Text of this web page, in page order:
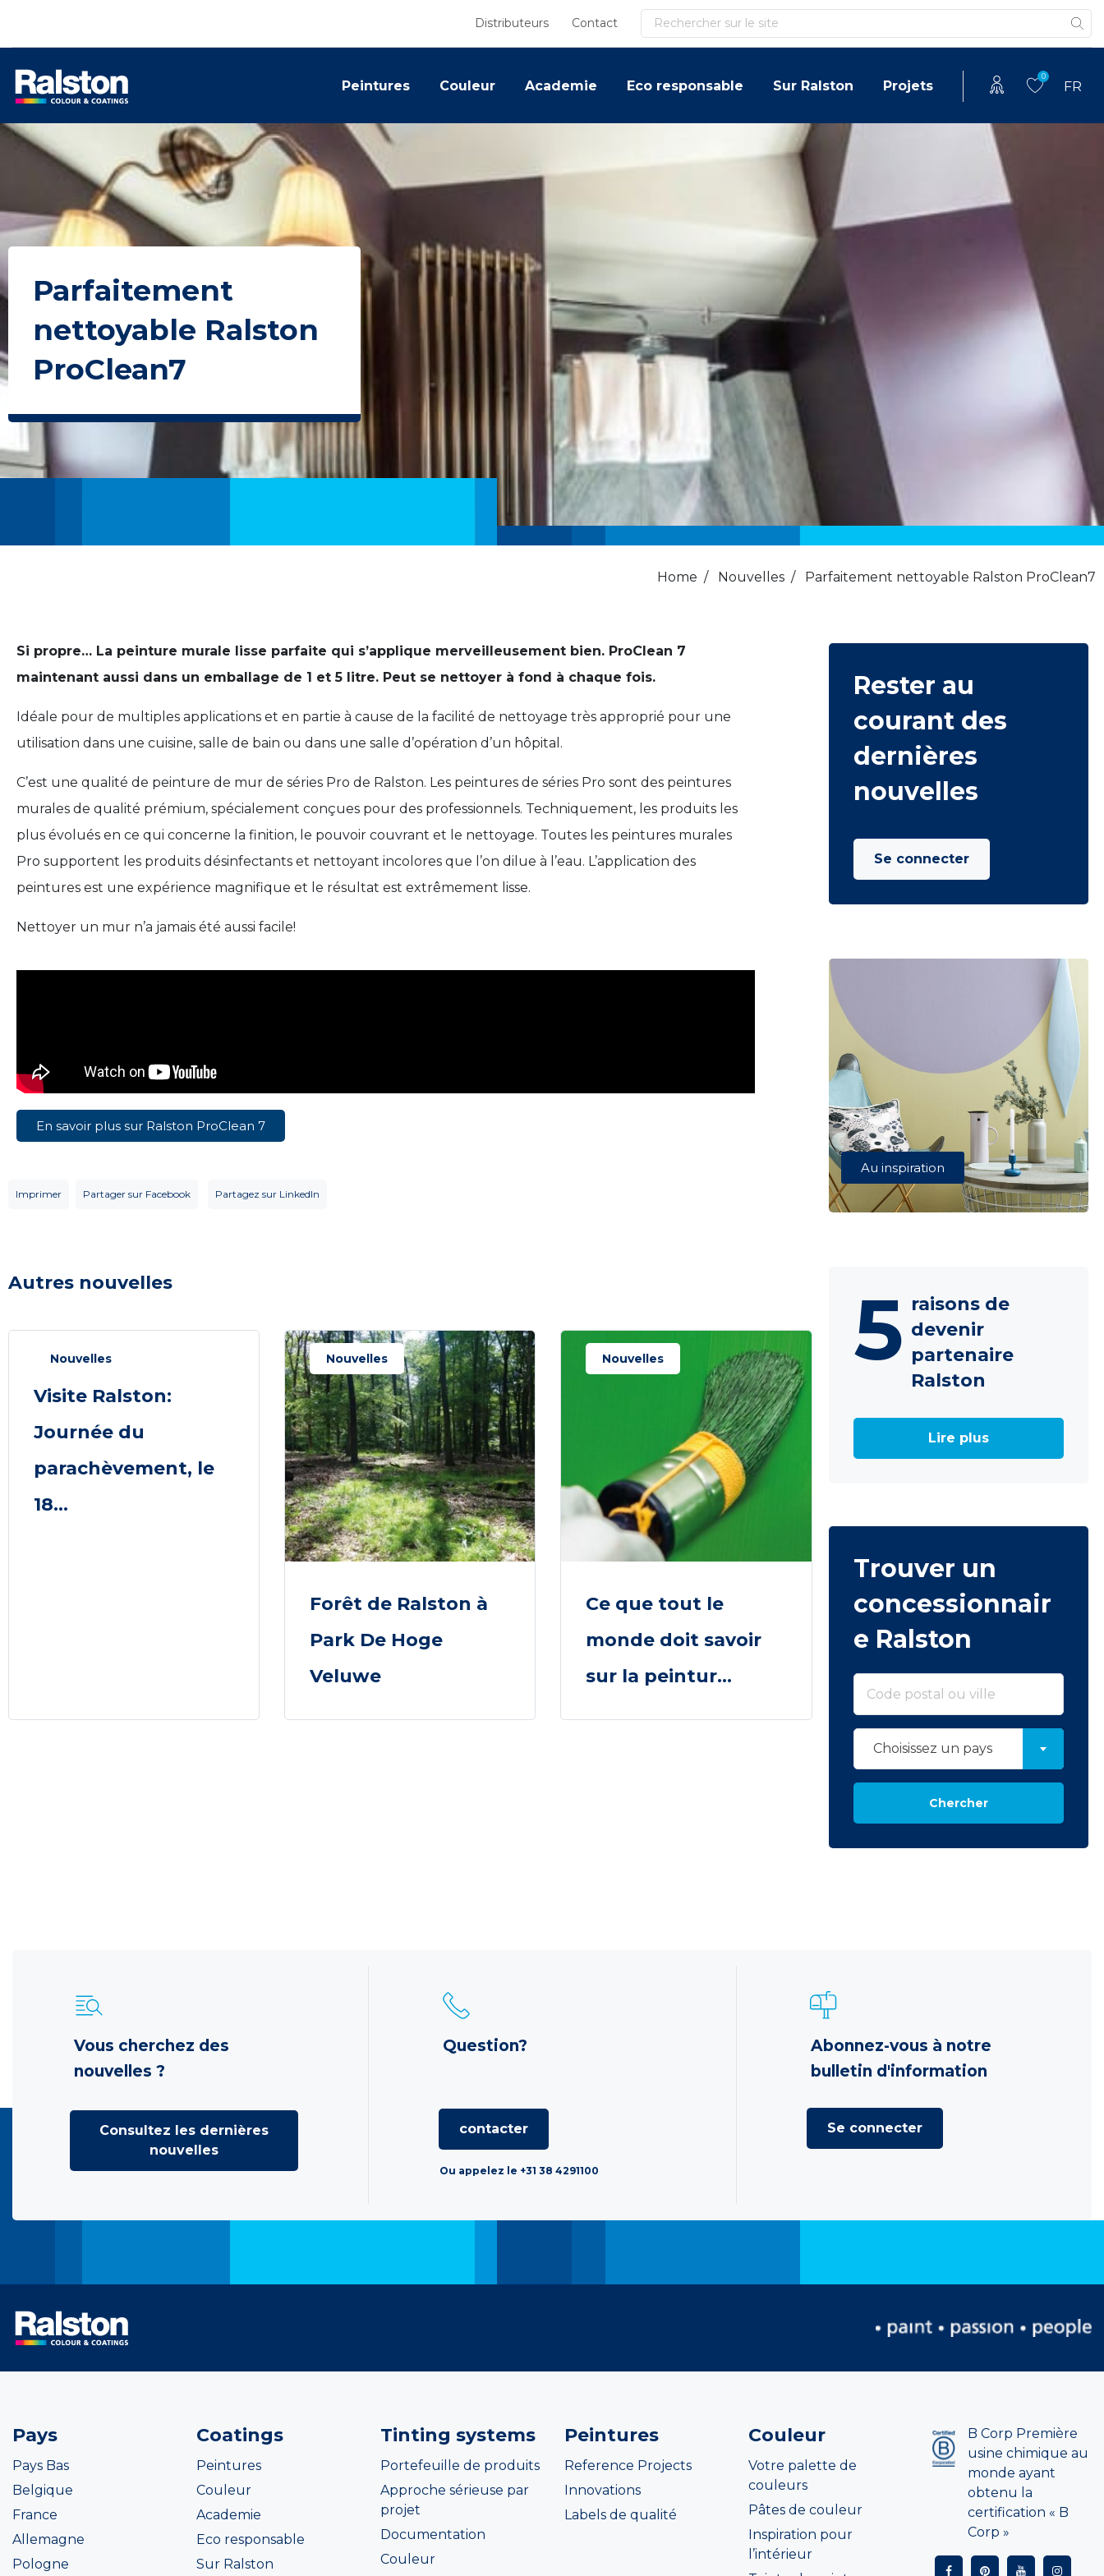
Distributeurs Contact Recherche
Peintures Couleur Academie Eco responsable Sur Ralston Projets
0
FR
Parfaitement
nettoyable Ralston
ProClean7
Home / Nouvelles / Parfaitement nettoyable Ralston ProClean7
Si propre… La peinture murale lisse parfaite qui s’applique merveilleusement bien. ProClean 7
maintenant aussi dans un emballage de 1 et 5 litre. Peut se nettoyer à fond à chaque fois.
Idéale pour de multiples applications et en partie à cause de la facilité de nettoyage très approprié pour une
utilisation dans une cuisine, salle de bain ou dans une salle d’opération d’un hôpital.
C’est une qualité de peinture de mur de séries Pro de Ralston. Les peintures de séries Pro sont des peintures
murales de qualité prémium, spécialement conçues pour des professionnels. Techniquement, les produits les
plus évolués en ce qui concerne la finition, le pouvoir couvrant et le nettoyage. Toutes les peintures murales
Pro supportent les produits désinfectants et nettoyant incolores que l’on dilue à l’eau. L’application des
peintures est une expérience magnifique et le résultat est extrêmement lisse.
Nettoyer un mur n’a jamais été aussi facile!
En savoir plus sur Ralston ProClean 7
Imprimer Partager sur Facebook Partagez sur LinkedIn
Autres nouvelles
Nouvelles
Visite Ralston:
Journée du
parachèvement, le
18...
Nouvelles
Forêt de Ralston à
Park De Hoge
Veluwe
Nouvelles
Ce que tout le
monde doit savoir
sur la peintur...
Rester au
courant des
dernières
nouvelles
Se connecter
Au inspiration
5 raisons de
devenir
partenaire
Ralston
Lire plus
Trouver un
concessionnair
e Ralston
Choisissez un pays
Chercher
Vous cherchez des
nouvelles ?
Consultez les dernières
nouvelles
Question?
contacter
Ou appelez le +31 38 4291100
Abonnez-vous à notre
bulletin d'information
Se connecter
Pays
Pays Bas
Belgique
France
Allemagne
Pologne
Coatings
Peintures
Couleur
Academie
Eco responsable
Sur Ralston
Tinting systems
Portefeuille de produits
Approche sérieuse par
projet
Documentation
Couleur
Peintures
Reference Projects
Innovations
Labels de qualité
Couleur
Votre palette de
couleurs
Pâtes de couleur
Inspiration pour
l’intérieur
B Corp Première
usine chimique au
monde ayant
obtenu la
certification « B
Corp »